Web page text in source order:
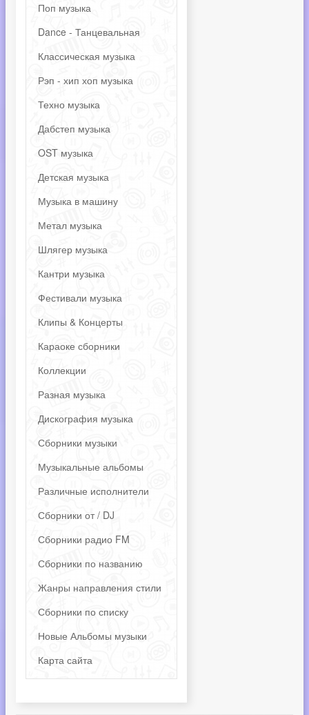
Поп музыка
Dance - Танцевальная
Классическая музыка
Рэп - хип хоп музыка
Техно музыка
Дабстеп музыка
OST музыка
Детская музыка
Музыка в машину
Метал музыка
Шлягер музыка
Кантри музыка
Фестивали музыка
Клипы & Концерты
Караоке сборники
Коллекции
Разная музыка
Дискография музыка
Сборники музыки
Музыкальные альбомы
Различные исполнители
Сборники от / DJ
Сборники радио FM
Сборники по названию
Жанры направления стили
Сборники по списку
Новые Альбомы музыки
Карта сайта